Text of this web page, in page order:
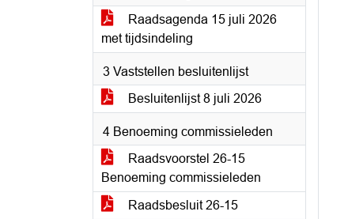
Raadsagenda 15 juli 2026
met tijdsindeling
3 Vaststellen besluitenlijst
Besluitenlijst 8 juli 2026
4 Benoeming commissieleden
Raadsvoorstel 26-15
Benoeming commissieleden
Raadsbesluit 26-15